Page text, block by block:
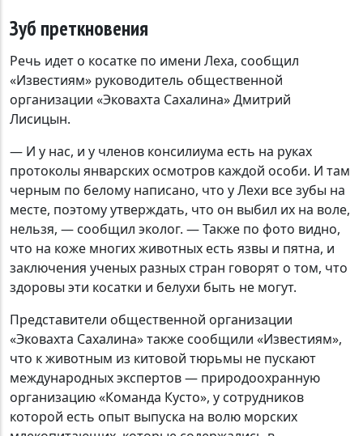
Зуб преткновения
Речь идет о косатке по имени Леха, сообщил
«Известиям» руководитель общественной
организации «Эковахта Сахалина» Дмитрий
Лисицын.
— И у нас, и у членов консилиума есть на руках
протоколы январских осмотров каждой особи. И там
черным по белому написано, что у Лехи все зубы на
месте, поэтому утверждать, что он выбил их на воле,
нельзя, — сообщил эколог. — Также по фото видно,
что на коже многих животных есть язвы и пятна, и
заключения ученых разных стран говорят о том, что
здоровы эти косатки и белухи быть не могут.
Представители общественной организации
«Эковахта Сахалина» также сообщили «Известиям»,
что к животным из китовой тюрьмы не пускают
международных экспертов — природоохранную
организацию «Команда Кусто», у сотрудников
которой есть опыт выпуска на волю морских